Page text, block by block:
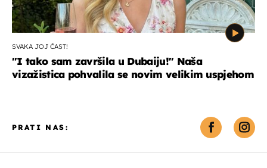
SVAKA JOJ ČAST!
"I tako sam završila u Dubaiju!" Naša
vizažistica pohvalila se novim velikim uspjehom
PRATI NAS: